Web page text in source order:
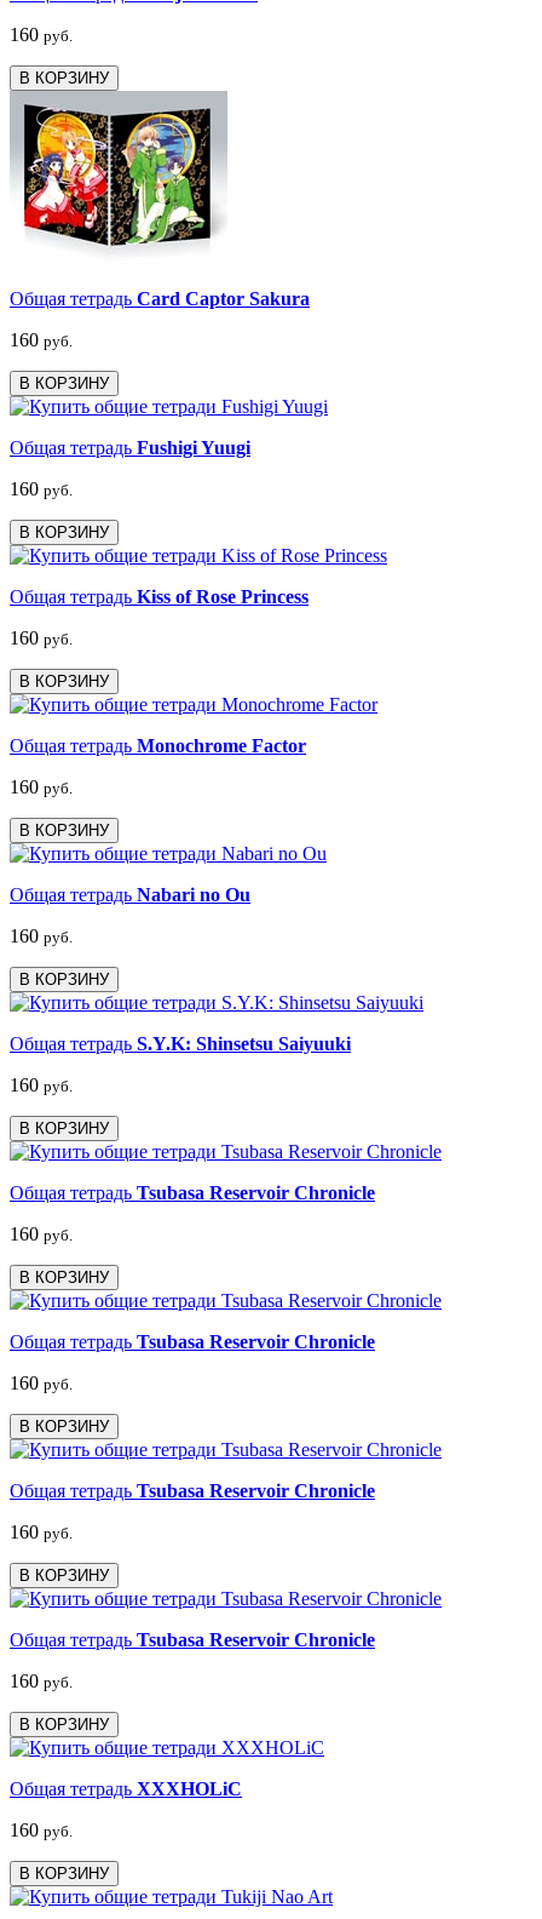
160 руб.
В КОРЗИНУ
Общая тетрадь Card Captor Sakura
160 руб.
В КОРЗИНУ
Общая тетрадь Fushigi Yuugi
160 руб.
В КОРЗИНУ
Общая тетрадь Kiss of Rose Princess
160 руб.
В КОРЗИНУ
Общая тетрадь Monochrome Factor
160 руб.
В КОРЗИНУ
Общая тетрадь Nabari no Ou
160 руб.
В КОРЗИНУ
Общая тетрадь S.Y.K: Shinsetsu Saiyuuki
160 руб.
В КОРЗИНУ
Общая тетрадь Tsubasa Reservoir Chronicle
160 руб.
В КОРЗИНУ
Общая тетрадь Tsubasa Reservoir Chronicle
160 руб.
В КОРЗИНУ
Общая тетрадь Tsubasa Reservoir Chronicle
160 руб.
В КОРЗИНУ
Общая тетрадь Tsubasa Reservoir Chronicle
160 руб.
В КОРЗИНУ
Общая тетрадь XXXHOLiC
160 руб.
В КОРЗИНУ